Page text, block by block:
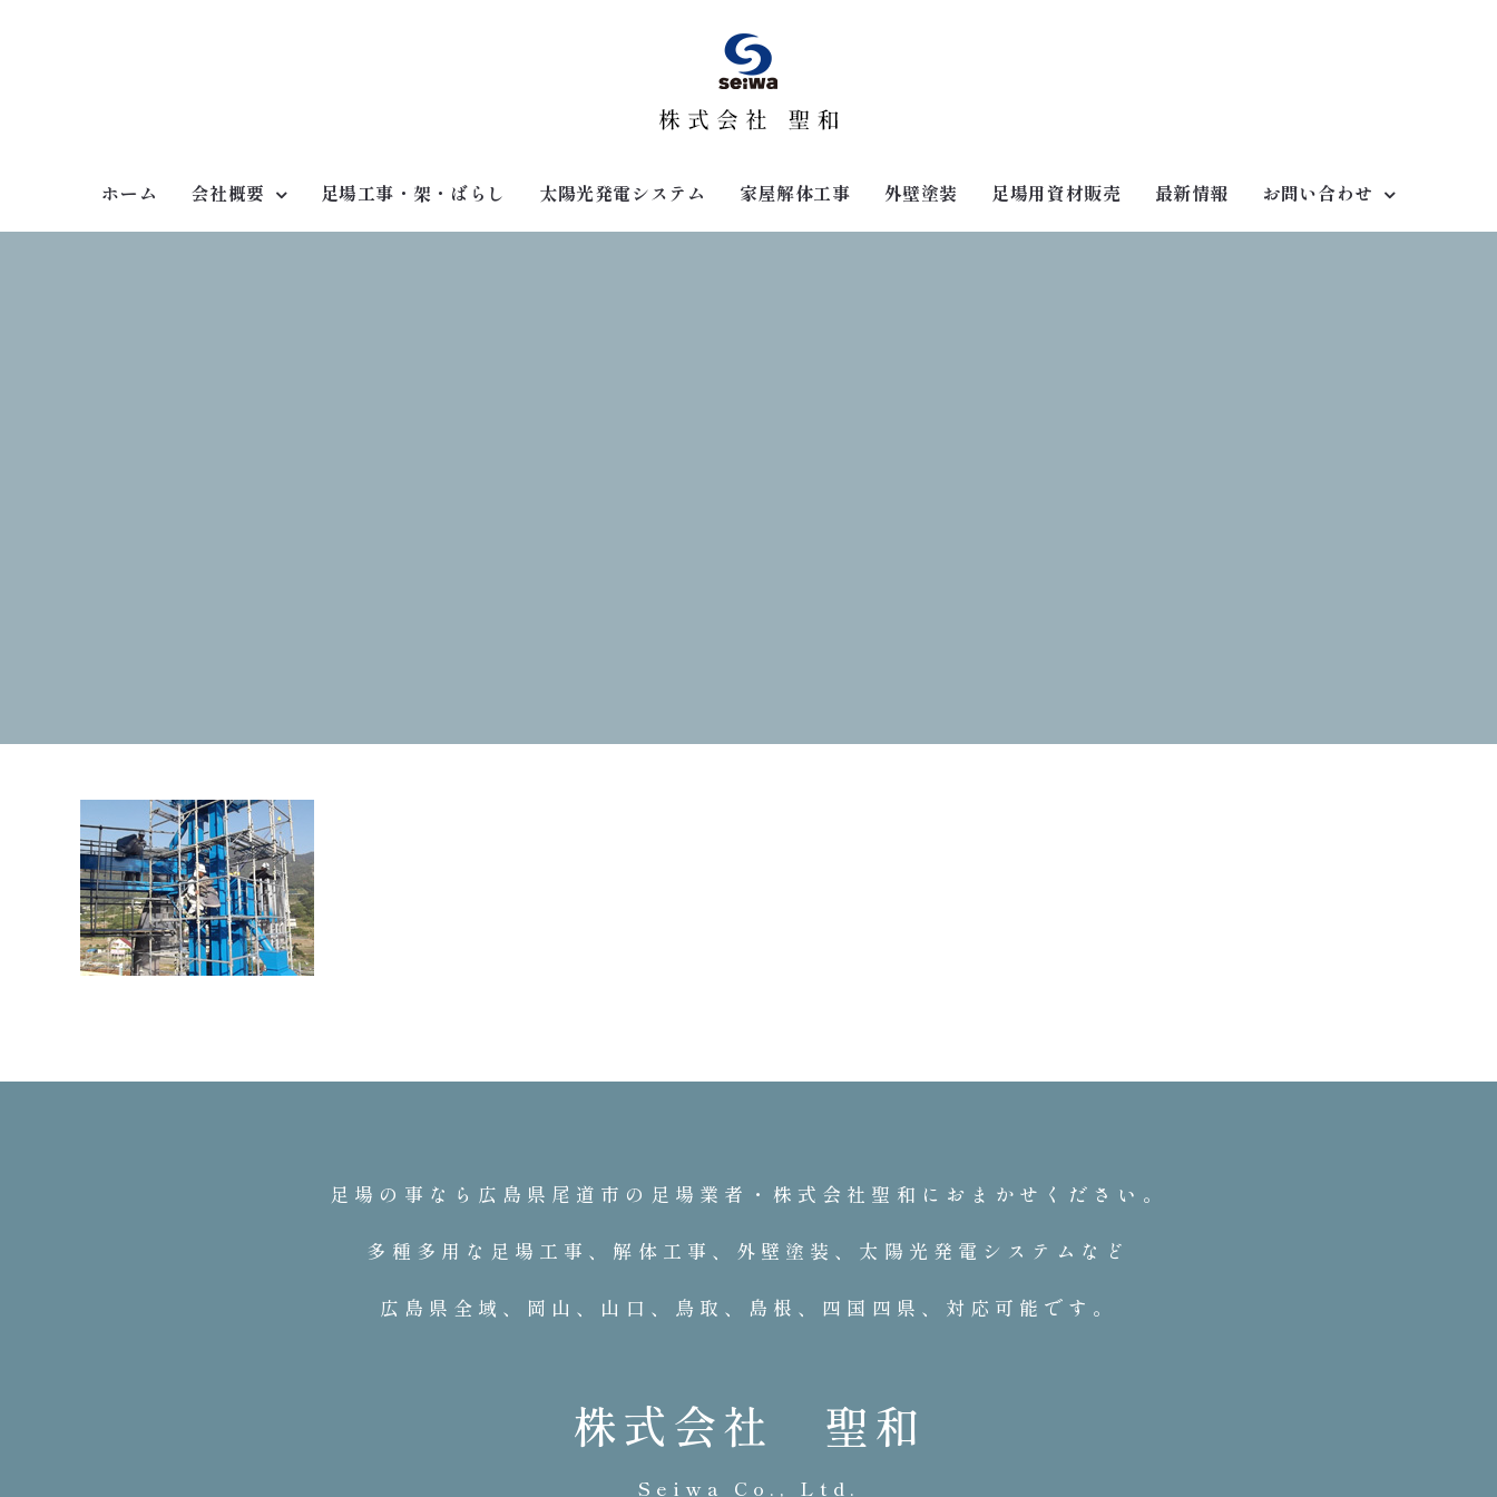
ホーム 会社概要 足場工事・架・ばらし 太陽光発電システム 家屋解体工事 外壁塗装 足場用資材販売 最新情報 お問い合わせ
足場の事なら広島県尾道市の足場業者・株式会社聖和におまかせください。
多種多用な足場工事、解体工事、外壁塗装、太陽光発電システムなど
広島県全域、岡山、山口、鳥取、島根、四国四県、対応可能です。
株式会社 聖和
Seiwa Co., Ltd.